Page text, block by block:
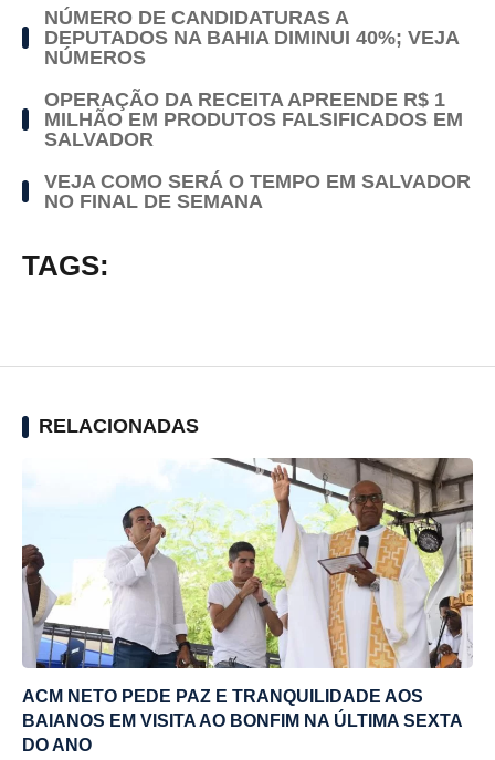
NÚMERO DE CANDIDATURAS A
DEPUTADOS NA BAHIA DIMINUI 40%; VEJA
NÚMEROS
OPERAÇÃO DA RECEITA APREENDE R$ 1
MILHÃO EM PRODUTOS FALSIFICADOS EM
SALVADOR
VEJA COMO SERÁ O TEMPO EM SALVADOR
NO FINAL DE SEMANA
TAGS:
RELACIONADAS
ACM NETO PEDE PAZ E TRANQUILIDADE AOS
BAIANOS EM VISITA AO BONFIM NA ÚLTIMA SEXTA
DO ANO